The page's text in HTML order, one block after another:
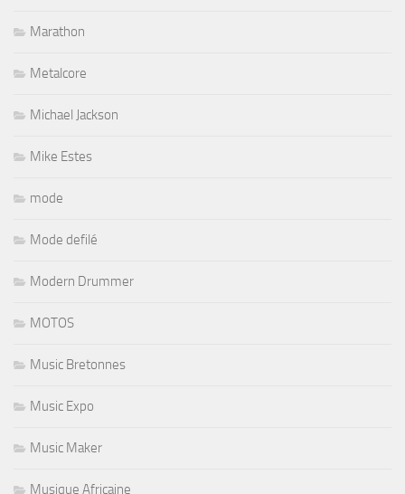
Marathon
Metalcore
Michael Jackson
Mike Estes
mode
Mode defilé
Modern Drummer
MOTOS
Music Bretonnes
Music Expo
Music Maker
Musique Africaine